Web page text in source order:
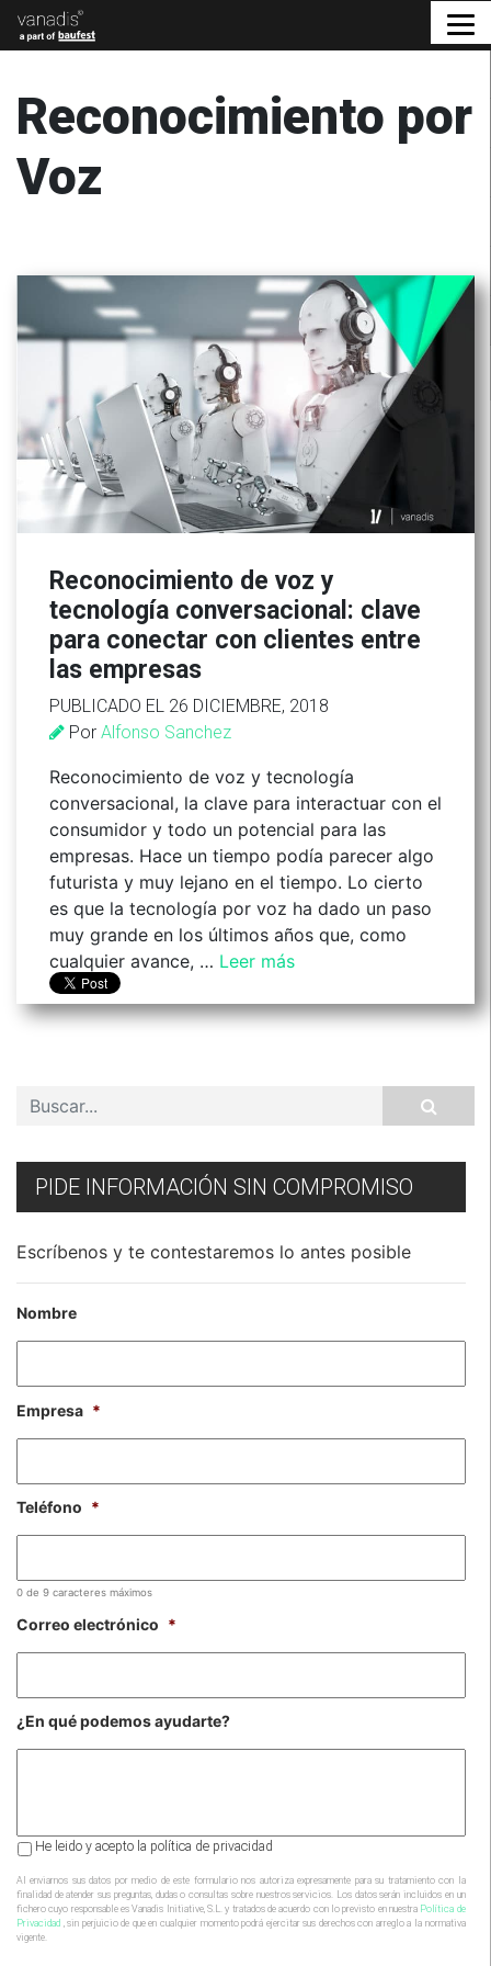
Reconocimiento por
Voz
Reconocimiento de voz y
tecnología conversacional: clave
para conectar con clientes entre
las empresas
PUBLICADO EL 26 DICIEMBRE, 2018
Por Alfonso Sanchez
Reconocimiento de voz y tecnología
conversacional, la clave para interactuar con el
consumidor y todo un potencial para las
empresas. Hace un tiempo podía parecer algo
futurista y muy lejano en el tiempo. Lo cierto
es que la tecnología por voz ha dado un paso
muy grande en los últimos años que, como
cualquier avance, … Leer más
PIDE INFORMACIÓN SIN COMPROMISO
Escríbenos y te contestaremos lo antes posible
Nombre
Empresa *
Teléfono *
0 de 9 caracteres máximos
Correo electrónico *
¿En qué podemos ayudarte?
Al
sus
datos
por
medio
He leido y acepto la política de privacidad
Al enviarnos sus datos por medio de este formulario nos autoriza expresamente para su tratamiento con la
finalidad de atender sus preguntas, dudas o consultas sobre nuestros servicios. Los datos serán incluidos en un
fichero cuyo responsable es Vanadis Initiative, S.L. y tratados de acuerdo con lo previsto en nuestra Política de
Privacidad , sin perjuicio de que en cualquier momento podrá ejercitar sus derechos con arreglo a la normativa
vigente.